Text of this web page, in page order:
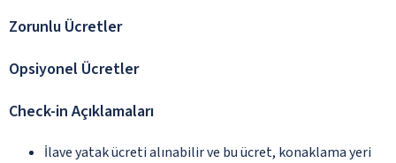
Zorunlu Ücretler
Opsiyonel Ücretler
Check-in Açıklamaları
İlave yatak ücreti alınabilir ve bu ücret, konaklama yeri